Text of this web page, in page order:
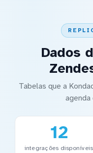
Dados
Tabelas que a
agenda
12
integrações disponíveis